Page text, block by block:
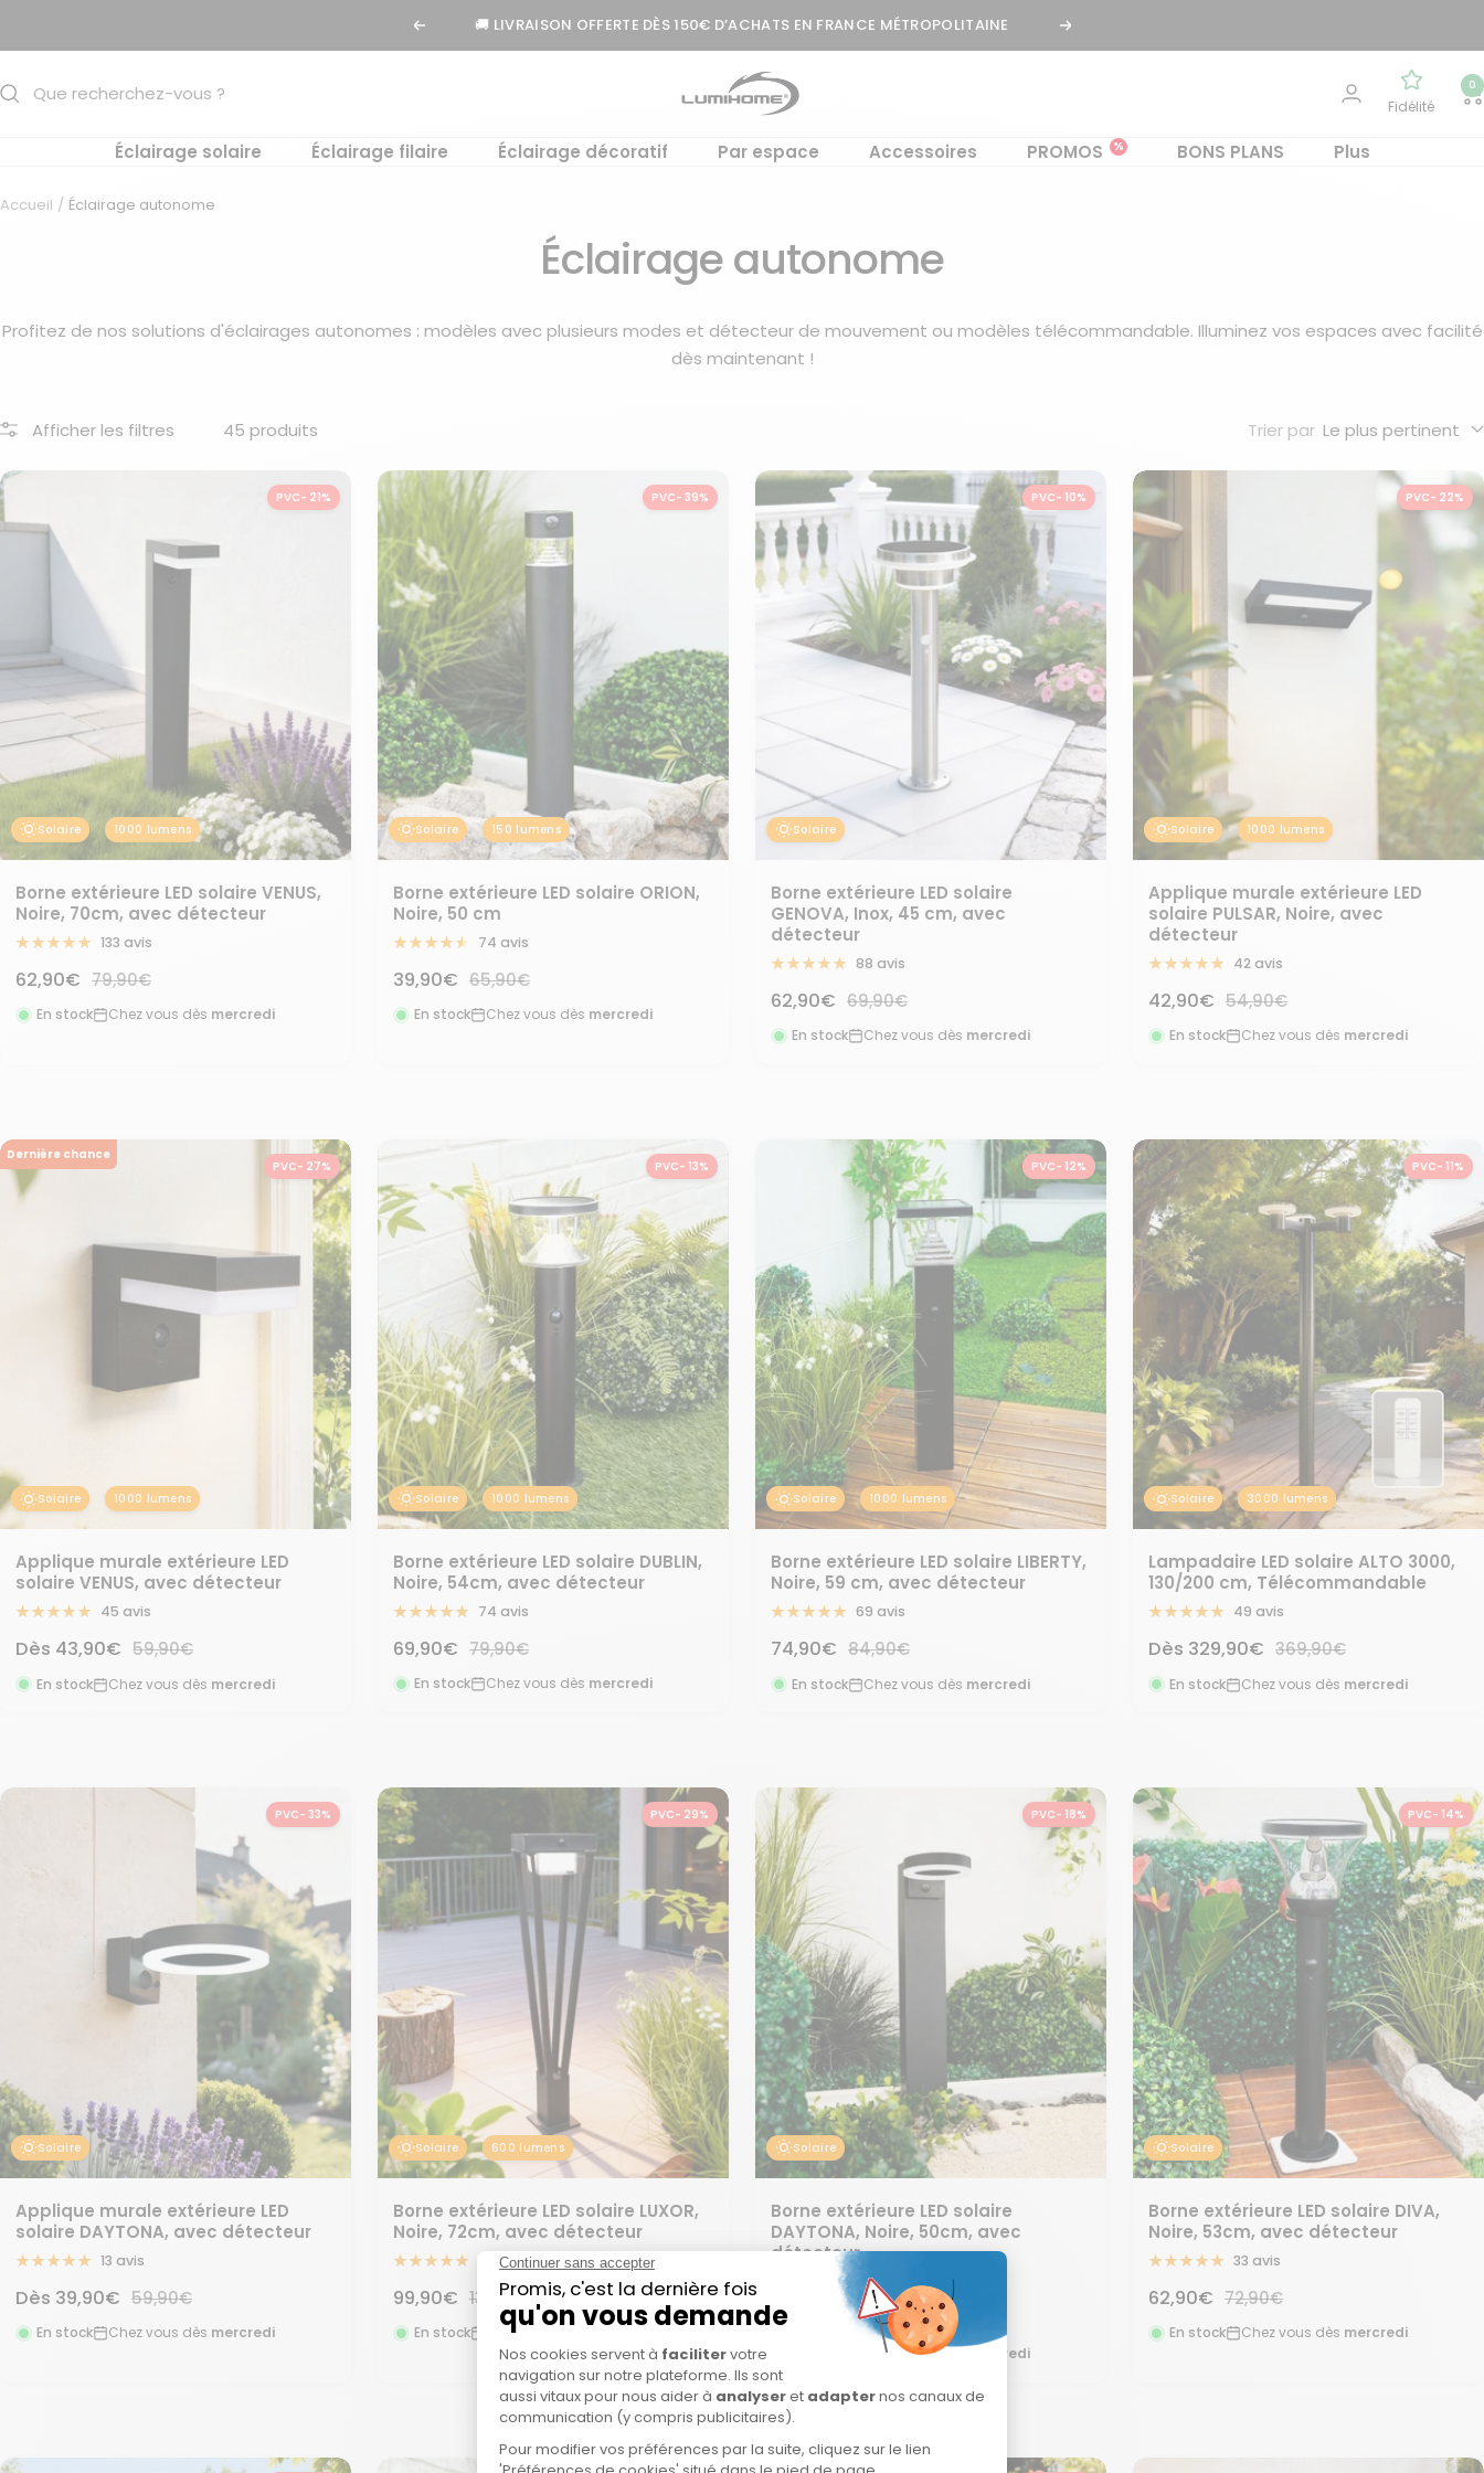
Précédent⭐️ LE PROGRAMME DE FIDÉLITÉ LUMIHOME :Découvrir le programme Suivant
Lumihome
Fidélité
0
Éclairage solaire Éclairage filaire Éclairage décoratif Par espace Accessoires PROMOS % BONS PLANS Plus
Accueil Éclairage autonome
Éclairage autonome
Profitez de nos solutions d'éclairages autonomes : modèles avec plusieurs modes et détecteur de mouvement ou modèles télécommandable. Illuminez vos espaces avec facilité
dès maintenant !
Afficher les filtres 45 produits Trier par Le plus pertinent
Solaire 1000 lumens
PVC- 21%
Borne extérieure LED solaire VENUS,
Noire, 70cm, avec détecteur
133 avis
Prix
de
62,90€ Prix
normal
79,90€
En stock Chez vous dès mercredi
Solaire 150 lumens
PVC- 39%
Borne extérieure LED solaire ORION,
Noire, 50 cm
74 avis
Prix
de
39,90€ Prix
normal
65,90€
En stock Chez vous dès mercredi
Solaire
PVC- 10%
Borne extérieure LED solaire
GENOVA, Inox, 45 cm, avec
détecteur
88 avis
Prix
de
62,90€ Prix
normal
69,90€
En stock Chez vous dès mercredi
Solaire 1000 lumens
PVC- 22%
Applique murale extérieure LED
solaire PULSAR, Noire, avec
détecteur
42 avis
Prix
de
42,90€ Prix
normal
54,90€
En stock Chez vous dès mercredi
Solaire 1000 lumens
Dernière chance
PVC- 27%
Applique murale extérieure LED
solaire VENUS, avec détecteur
45 avis
Prix
de
Dès 43,90€ Prix
normal
59,90€
En stock Chez vous dès mercredi
Solaire 1000 lumens
PVC- 13%
Borne extérieure LED solaire DUBLIN,
Noire, 54cm, avec détecteur
74 avis
Prix
de
69,90€ Prix
normal
79,90€
En stock Chez vous dès mercredi
Solaire 1000 lumens
PVC- 12%
Borne extérieure LED solaire LIBERTY,
Noire, 59 cm, avec détecteur
69 avis
Prix
de
74,90€ Prix
normal
84,90€
En stock Chez vous dès mercredi
Solaire 3000 lumens
PVC- 11%
Lampadaire LED solaire ALTO 3000,
130/200 cm, Télécommandable
49 avis
Prix
de
Dès 329,90€ Prix
normal
369,90€
En stock Chez vous dès mercredi
Solaire
PVC- 33%
Applique murale extérieure LED
solaire DAYTONA, avec détecteur
13 avis
Prix
de
Dès 39,90€ Prix
normal
59,90€
En stock Chez vous dès mercredi
Solaire 600 lumens
PVC- 29%
Borne extérieure LED solaire LUXOR,
Noire, 72cm, avec détecteur
48 avis
Prix
de
99,90€ Prix
normal
139,90€
En stock Chez vous dès
Solaire
PVC- 18%
Borne extérieure LED solaire
DAYTONA, Noire, 50cm, avec
détecteur
35 avis
Prix
vente
59,90€
Prix
normal
72,90€
Chez vous dès mercredi
Solaire
PVC- 14%
Borne extérieure LED solaire DIVA,
Noire, 53cm, avec détecteur
33 avis
Prix
de
62,90€ Prix
normal
72,90€
En stock Chez vous dès mercredi